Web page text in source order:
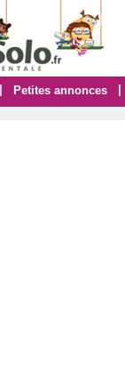
Petites annonces